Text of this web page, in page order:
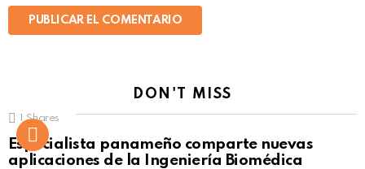
DON'T MISS
Click to view this post
Shares
Especialista panameño comparte nuevas
aplicaciones de la Ingeniería Biomédica